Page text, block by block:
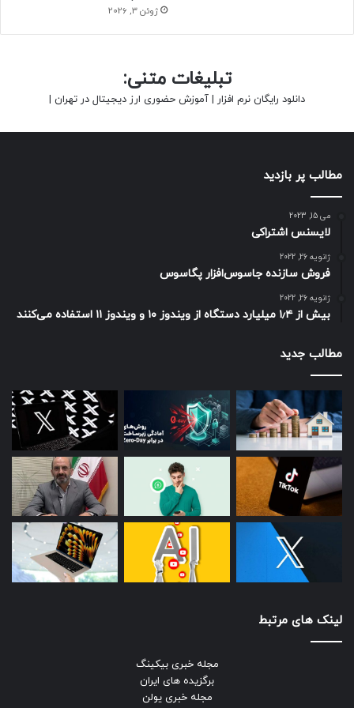
حتما بخوانید :با این پنج خوراکی به جنگ زوال عقل بروید
هوش مصنوعی
ژوئن 3, 2026
تبلیغات متنی:
دانلود رایگان نرم افزار | آموزش حضوری ارز دیجیتال در تهران |
مطالب پر بازدید
می 15, 2023
لایسنس اشتراکی
ژانویه 26, 2022
فروش سازنده جاسوس‌افزار پگاسوس
ژانویه 26, 2022
بیش از ۱٫۴ میلیارد دستگاه از ویندوز ۱۰ و ویندوز ۱۱ استفاده می‌کنند
مطالب جدید
لینک های مرتبط
مجله خبری بیکینگ
برگزیده های ایران
مجله خبری یولن